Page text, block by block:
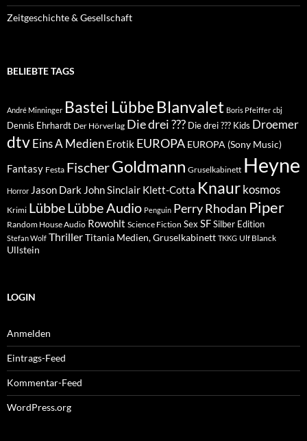
Zeitgeschichte & Gesellschaft
BELIEBTE TAGS
André Minninger Bastei Lübbe Blanvalet Boris Pfeiffer cbj
Dennis Ehrhardt Der Hörverlag Die drei ??? Die drei ??? Kids Droemer
dtvEins A Medien Erotik EUROPA EUROPA (Sony Music)
Fantasy Festa FischerGoldmann Gruselkabinett Heyne
Horror Jason Dark John Sinclair Klett-Cotta Knaur kosmos
Krimi LübbeLübbe Audio Penguin Perry Rhodan Piper
Random House Audio Rowohlt Science Fiction Sex SFSilber Edition
Stefan Wolf ThrillerTitania Medien, Gruselkabinett TKKG Ulf Blanck
Ullstein
LOGIN
Anmelden
Eintrags-Feed
Kommentar-Feed
WordPress.org